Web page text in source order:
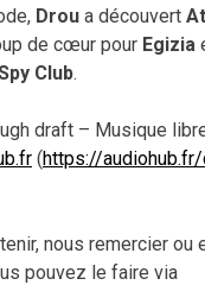
Drou a découvert
de cœur pour Egizia
Club.
draft – Musique
(https://
nous remercier ou
pouvez le faire via